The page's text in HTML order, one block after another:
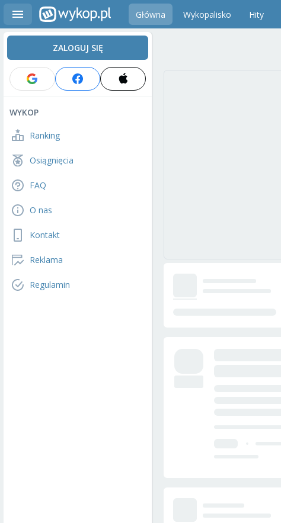
Główna Wykopalisko Hity
ZALOGUJ SIĘ
WYKOP
Ranking
Osiągnięcia
FAQ
O nas
Kontakt
Reklama
Regulamin